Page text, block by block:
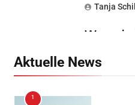
Tanja
Wenn
OBC
Aktuelle News
1